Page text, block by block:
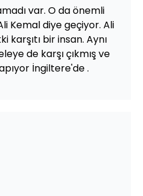
var. O da önemli
Kemal diye geçiyor. Ali
bir insan. Aynı
de karşı çıkmış ve
İngiltere'de .